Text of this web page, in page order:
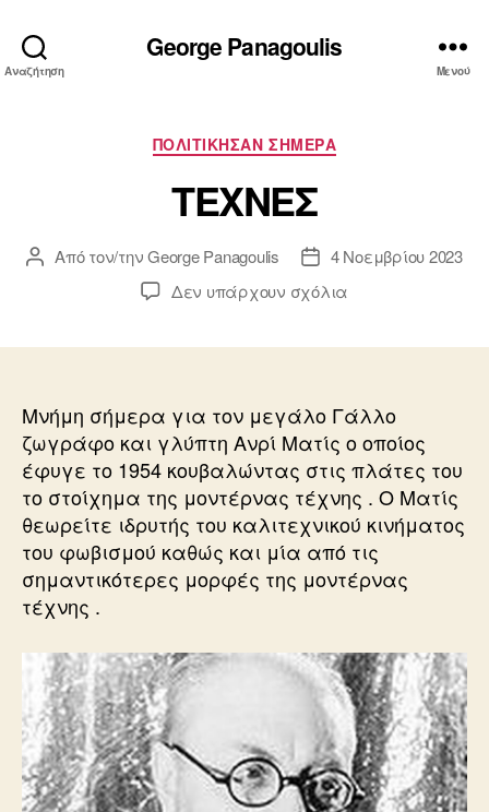
Αναζήτηση
George Panagoulis
Μενού
Κατηγορίες
ΠΟΛΙΤΙΚΗΣΑΝ ΣΗΜΕΡΑ
ΤΕΧΝΕΣ
Συντάκτης
Από τον/τηνGeorge Panagoulis
Ημ.
δημοσίευσης
4 Νοεμβρίου 2023
Δεν υπάρχουν σχόλια
Μνήμη σήμερα για τον μεγάλο Γάλλο
ζωγράφο και γλύπτη Ανρί Ματίς ο οποίος
έφυγε το 1954 κουβαλώντας στις πλάτες του
το στοίχημα της μοντέρνας τέχνης . Ο Ματίς
θεωρείτε ιδρυτής του καλιτεχνικού κινήματος
του φωβισμού καθώς και μία από τις
σημαντικότερες μορφές της μοντέρνας
τέχνης .